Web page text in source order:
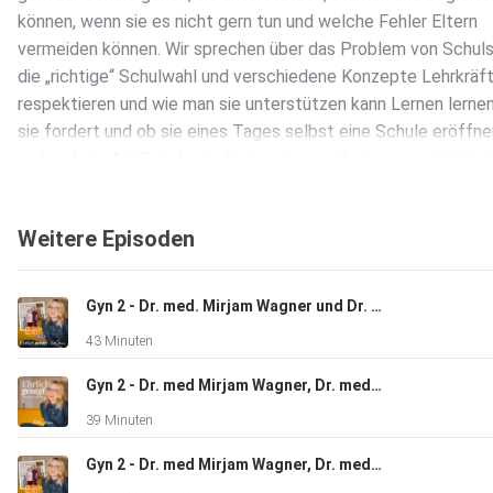
können, wenn sie es nicht gern tun und welche Fehler Eltern
vermeiden können. Wir sprechen über das Problem von
die „richtige“ Schulwahl und verschiedene Konzepte
respektieren und wie man sie unterstützen kann Lernen
sie fordert und ob sie eines Tages selbst eine Schule
gesagt" - ein Podcast von Echte Mamas: ️
https://www.instagram.com/echtemamas Caroline von St.
Gast): ️ https://www.instagram.com/learnlearning.withcaroline
Photot Credit: Detlef Eden Carolines Empfehlungen : John
Neuseeländischer Pädagoge und Autor Verena Friederike
tanzende Direktor“, „Das krisenfeste Kind“ Dr. Becky Kennedy
ohne Schutz“ Nora Pinck (Host): ️
Weitere Episoden
Gyn 2 - Dr. med. Mirjam Wagner und Dr. med. Rebekka Westphal - Wenn der Bauch Alarm schlägt – Endometriose & Myome
43 Minuten
Gyn 2 - Dr. med Mirjam Wagner, Dr. med Rebekka Westphal - Beckenboden, das Kraftzentrum?
39 Minuten
Gyn 2 - Dr. med Mirjam Wagner, Dr. med. Rebekka Westphal - PMS / PMDS / Perimenopause - Willkommen auf der Hormonkirmes